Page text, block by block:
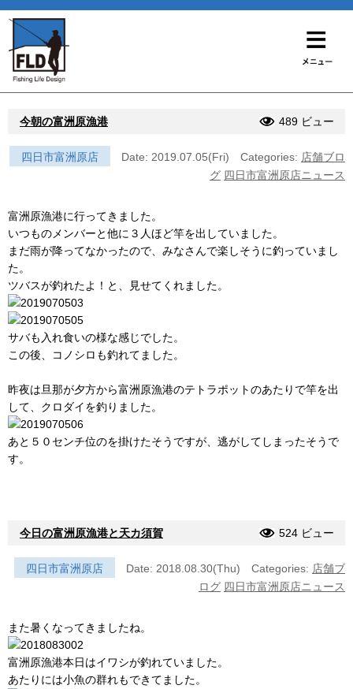
今朝の富洲原漁港 489 ビュー
四日市富洲原店 Date: 2019.07.05(Fri) Categories: 店舗ブロ
グ 四日市富洲原店ニュース
富洲原漁港に行ってきました。
いつものメンバーと他に３人ほど竿を出していました。
まだ雨が降ってなかったので、みなさんで楽しそうに釣っていまし
た。
ツバスが釣れたよ！と、見せてくれました。
サバも入れ食いの様な感じでした。
この後、コノシロも釣れてました。
昨夜は旦那が夕方から富洲原漁港のテトラポットのあたりで竿を出
して、クロダイを釣りました。
あと５０センチ位のを掛けたそうですが、逃がしてしまったそうで
す。
今日の富洲原漁港と天カ須賀 524 ビュー
四日市富洲原店 Date: 2018.08.30(Thu) Categories: 店舗ブ
ログ 四日市富洲原店ニュース
また暑くなってきましたね。
富洲原漁港本日はイワシが釣れていました。
あたりには小魚の群れもできてました。